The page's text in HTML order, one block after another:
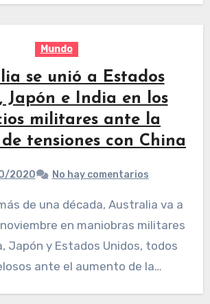
Mundo
se unió a Estados
Japón e India en los
militares ante la
tensiones con China
2020 No hay comentarios
en maniobras militares
Japón y Estados Unidos, todos
ante el aumento de la…